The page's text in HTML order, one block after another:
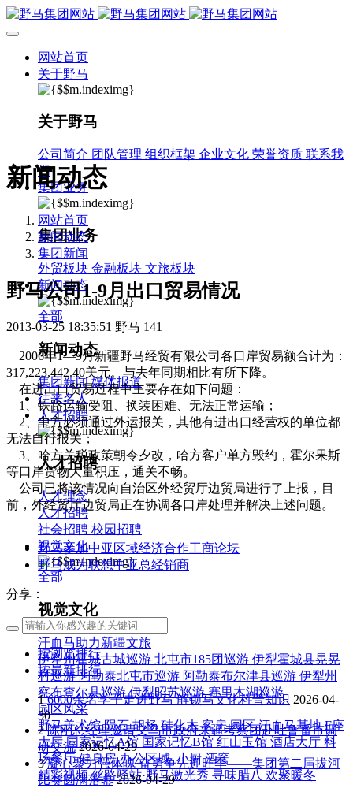
网站首页
关于野马
关于野马
公司简介 团队管理 组织框架 企业文化 荣誉资质 联系我
们
集团业务
集团业务
外贸板块 金融板块 文旅板块
新闻动态
全部
新闻动态
集团新闻 媒体报道
往来名人
人才招聘
人才招聘
人才理念
人才招聘
社会招聘 校园招聘
视觉文化
全部
视觉文化
汗血马助力新疆文旅
伊犁州霍城古城巡游 北屯市185团巡游 伊犁霍城县晃晃
村巡游 阿勒泰北屯市巡游 阿勒泰布尔津县巡游 伊犁州
察布查尔县巡游 伊犁昭苏巡游 赛里木湖巡游
园区风采
野马美术馆 陨石 胡杨 硅化木 客房 园区 汗血马基地 F座
大厅 国家记忆A馆 国家记忆B馆 红山玉馆 酒店大厅 料
场餐厅 健身房 办公区域 小厨 酒窖
精彩视频 丝路驿站·野马激光秀 寻味腊八 欢聚暖冬
新闻动态
网站首页
新闻动态
集团新闻
野马公司1-9月出口贸易情况
2013-03-25 18:35:51 野马 141
2006年1—9月新疆野马经贸有限公司各口岸贸易额合计为：
317,223,442.40美元。与去年同期相比有所下降。
在进出口贸易过程中主要存在如下问题：
1、铁路运输受阻、换装困难、无法正常运输；
2、中方必须通过外运报关，其他有进出口经营权的单位都
无法自行报关；
3、哈方关税政策朝令夕改，哈方客户单方毁约，霍尔果斯
等口岸货物大量积压，通关不畅。
公司已将该情况向自治区外经贸厅边贸局进行了上报，目
前，外经贸厅边贸局正在协调各口岸处理并解决上述问题。
野马参加中亚区域经济合作工商论坛
野马成为联想中亚总经销商
分享：
按浏览排行
按最新排行
16000余名学子走进野马 解锁马文化科普知识 2026-04-
30
2陈刚总经理邀请义乌市政府来疆考察团赴吐鲁番市调
研交流 2026-04-29
3凝心聚力强体魄 奋勇争先迎旺季——集团第二届拔河
比赛圆满落幕 2026-04-29